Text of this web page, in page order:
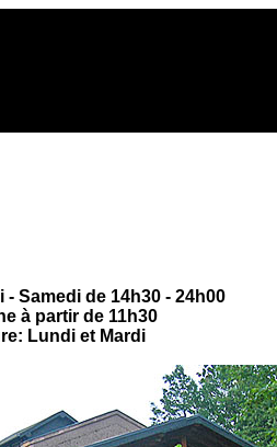
- Samedi de 14h30 - 24h00
à partir de 11h30
Lundi et Mardi